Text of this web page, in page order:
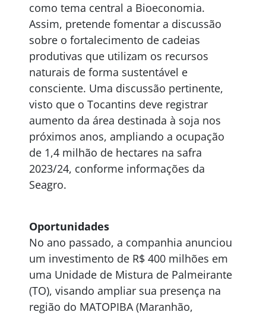
como tema central a Bioeconomia.
Assim, pretende fomentar a discussão
sobre o fortalecimento de cadeias
produtivas que utilizam os recursos
naturais de forma sustentável e
consciente. Uma discussão pertinente,
visto que o Tocantins deve registrar
aumento da área destinada à soja nos
próximos anos, ampliando a ocupação
de 1,4 milhão de hectares na safra
2023/24, conforme informações da
Seagro.
Oportunidades
No ano passado, a companhia anunciou
um investimento de R$ 400 milhões em
uma Unidade de Mistura de Palmeirante
(TO), visando ampliar sua presença na
região do MATOPIBA (Maranhão,